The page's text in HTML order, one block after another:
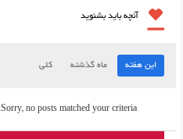
آنچه باید بشنوید
این هفته ماه گذشته کلی
Sorry, no posts matched your criteria.